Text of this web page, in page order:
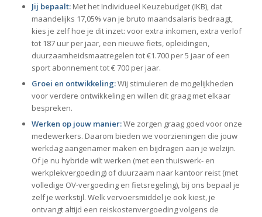
Jij bepaalt: Met het Individueel Keuzebudget (IKB), dat
maandelijks 17,05% van je bruto maandsalaris bedraagt,
kies je zelf hoe je dit inzet: voor extra inkomen, extra verlof
tot 187 uur per jaar, een nieuwe fiets, opleidingen,
duurzaamheidsmaatregelen tot €1.700 per 5 jaar of een
sport abonnement tot € 700 per jaar.
Groei en ontwikkeling:Wij stimuleren de mogelijkheden
voor verdere ontwikkeling en willen dit graag met elkaar
bespreken.
Werken op jouw manier:We zorgen graag goed voor onze
medewerkers. Daarom bieden we voorzieningen die jouw
werkdag aangenamer maken en bijdragen aan je welzijn.
Of je nu hybride wilt werken (met een thuiswerk- en
werkplekvergoeding) of duurzaam naar kantoor reist (met
volledige OV‑vergoeding en fietsregeling), bij ons bepaal je
zelf je werkstijl. Welk vervoersmiddel je ook kiest, je
ontvangt altijd een reiskostenvergoeding volgens de